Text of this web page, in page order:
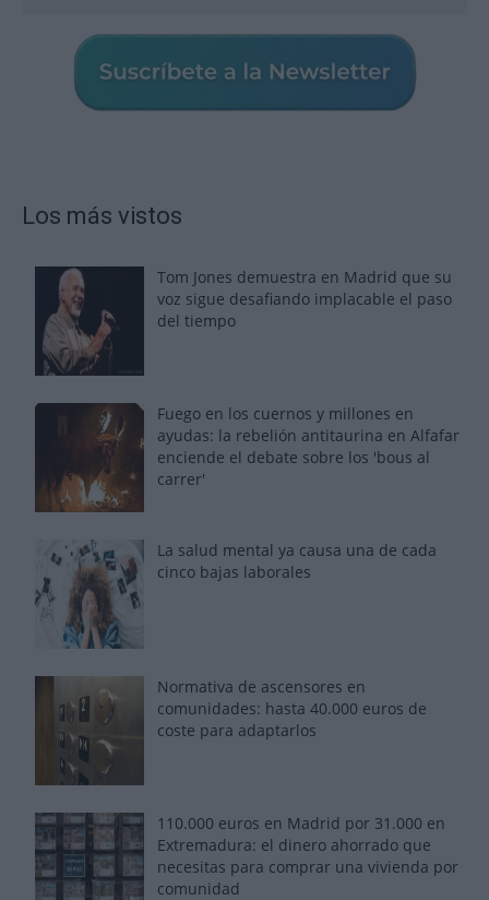
Los más vistos
Tom Jones demuestra en Madrid que su
voz sigue desafiando implacable el paso
del tiempo
Fuego en los cuernos y millones en
ayudas: la rebelión antitaurina en Alfafar
enciende el debate sobre los 'bous al
carrer'
La salud mental ya causa una de cada
cinco bajas laborales
Normativa de ascensores en
comunidades: hasta 40.000 euros de
coste para adaptarlos
110.000 euros en Madrid por 31.000 en
Extremadura: el dinero ahorrado que
necesitas para comprar una vivienda por
comunidad